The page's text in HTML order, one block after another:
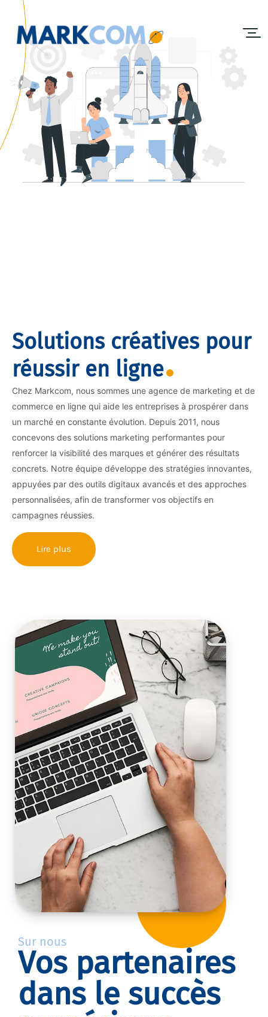
Solutions créatives pour
réussir en ligne
Chez Markcom, nous sommes une agence de marketing et de
commerce en ligne qui aide les entreprises à prospérer dans
un marché en constante évolution. Depuis 2011, nous
concevons des solutions marketing performantes pour
renforcer la visibilité des marques et générer des résultats
concrets. Notre équipe développe des stratégies innovantes,
appuyées par des outils digitaux avancés et des approches
personnalisées, afin de transformer vos objectifs en
campagnes réussies.
Lire plus
Sur nous
Vos partenaires
dans le succès